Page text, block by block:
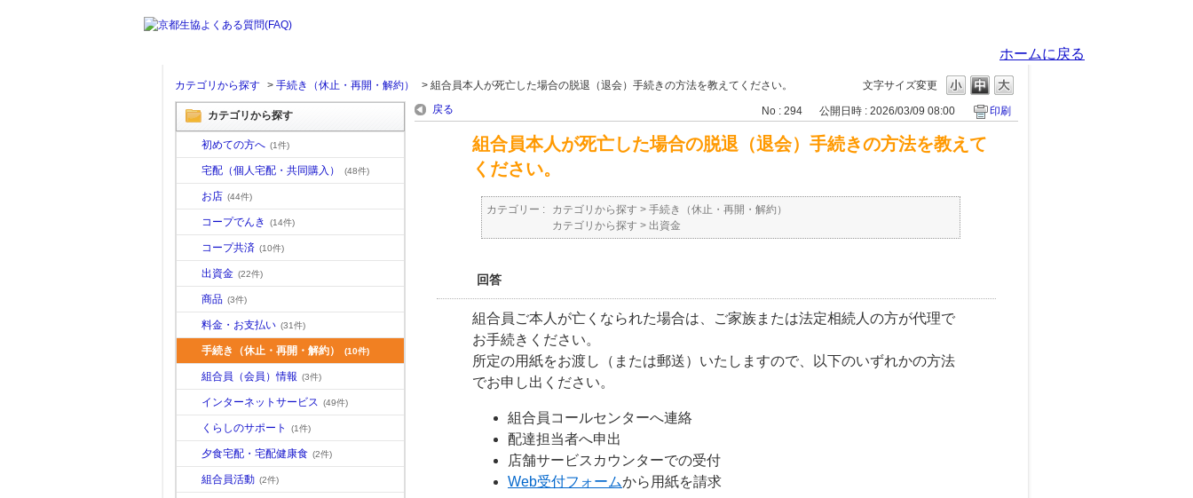
ホームに戻る
文字サイズ変更
カテゴリから探す > 手続き（休止・再開・解約） > 組合員本人が死亡した場合の脱退（退会）手続きの方法を教えてください。
カテゴリから探す
初めての方へ (1件)
宅配（個人宅配・共同購入） (48件)
お店 (44件)
コープでんき (14件)
コープ共済 (10件)
出資金 (22件)
商品 (3件)
料金・お支払い (31件)
手続き（休止・再開・解約） (10件)
組合員（会員）情報 (3件)
インターネットサービス (49件)
くらしのサポート (1件)
夕食宅配・宅配健康食 (2件)
組合員活動 (2件)
戻る No : 294 公開日時 : 2026/03/09 08:00 印刷
組合員本人が死亡した場合の脱退（退会）手続きの方法を教えて
ください。
カテゴリー : カテゴリから探す > 手続き（休止・再開・解約）
カテゴリから探す > 出資金
回答
組合員ご本人が亡くなられた場合は、ご家族または法定相続人の方が代理で
お手続きください。
所定の用紙をお渡し（または郵送）いたしますので、以下のいずれかの方法
でお申し出ください。
組合員コールセンターへ連絡
配達担当者へ申出
店舗サービスカウンターでの受付
Web受付フォームから用紙を請求